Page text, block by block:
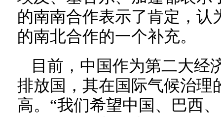
的南南合作表示了肯定，认
的南北合作的一个补充。
目前，中国作为第二大经
排放国，其在国际气候治理
高。“我们希望中国、巴西